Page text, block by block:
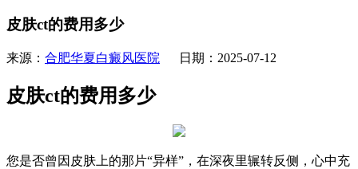
皮肤ct的费用多少
来源： 合肥华夏白癜风医院 日期：2025-07-12
皮肤ct的费用多少
您是否曾因皮肤上的那片“异样”，在深夜里辗转反侧，心中充